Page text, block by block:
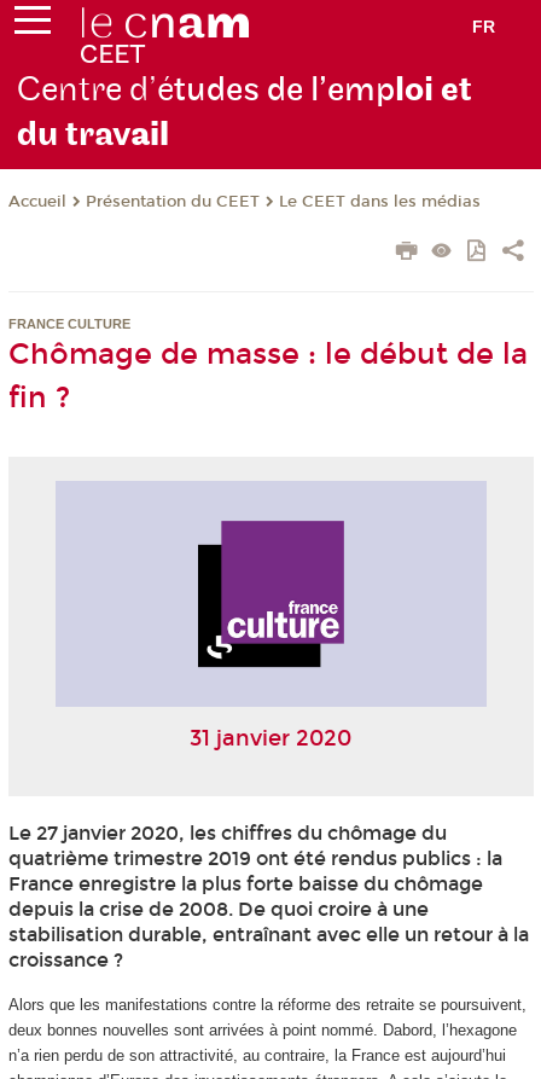
FR
Centre d’études de l’emploi et
du travail
Accueil Présentation du CEET Le CEET dans les médias
FRANCE CULTURE
Chômage de masse : le début de la
fin ?
31 janvier 2020
Le 27 janvier 2020, les chiffres du chômage du
quatrième trimestre 2019 ont été rendus publics : la
France enregistre la plus forte baisse du chômage
depuis la crise de 2008. De quoi croire à une
stabilisation durable, entraînant avec elle un retour à la
croissance ?
Alors que les manifestations contre la réforme des retraite se poursuivent,
deux bonnes nouvelles sont arrivées à point nommé. Dabord, l’hexagone
n’a rien perdu de son attractivité, au contraire, la France est aujourd’hui